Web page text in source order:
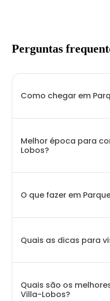
Perguntas
Como chegar em
Melhor época para
Lobos?
O que fazer em
Quais as dicas para
Quais são os
Villa-Lobos?